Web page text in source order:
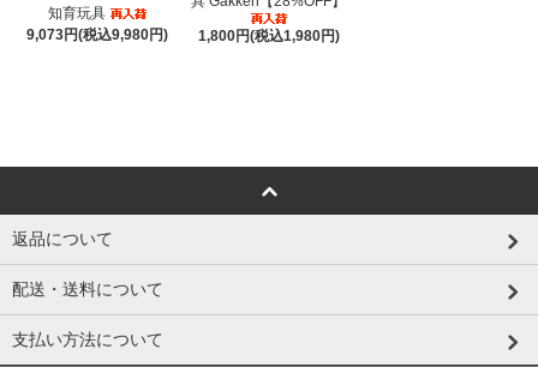
知育玩具
9,073円(税込9,980円)
1,800円(税込1,980円)
返品について
配送・送料について
支払い方法について